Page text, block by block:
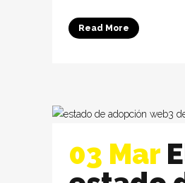
Read More
03 Mar